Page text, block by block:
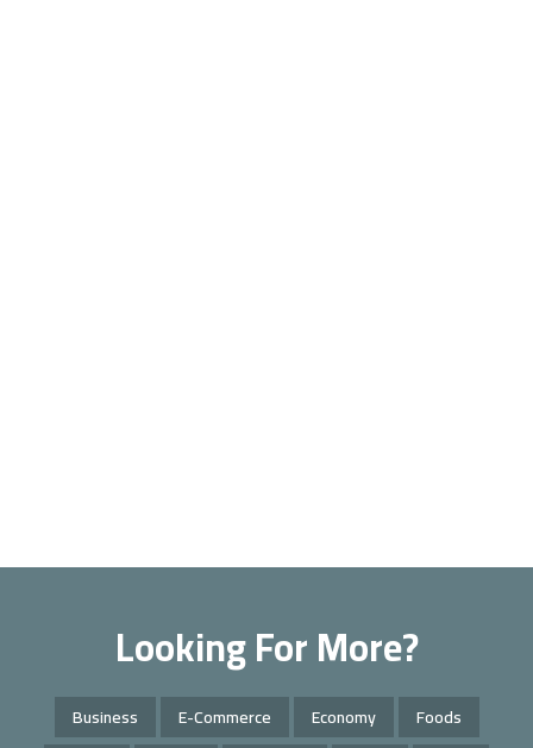
Looking For More?
Business E-Commerce Economy
Foods